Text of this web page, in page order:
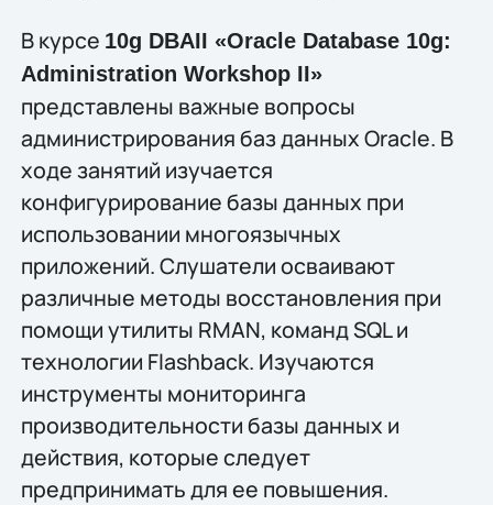
В курсе 10g DBAII «Oracle Database 10g:
Administration Workshop II»
представлены важные вопросы
администрирования баз данных Oracle. В
ходе занятий изучается
конфигурирование базы данных при
использовании многоязычных
приложений. Слушатели осваивают
различные методы восстановления при
помощи утилиты RMAN, команд SQL и
технологии Flashback. Изучаются
инструменты мониторинга
производительности базы данных и
действия, которые следует
предпринимать для ее повышения.